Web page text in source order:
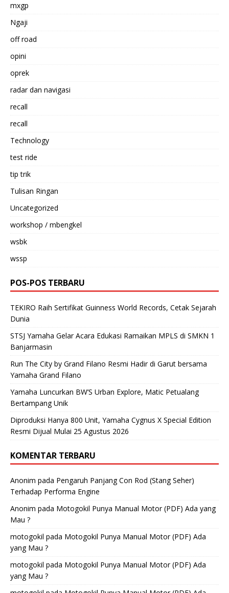
mxgp
Ngaji
off road
opini
oprek
radar dan navigasi
recall
recall
Technology
test ride
tip trik
Tulisan Ringan
Uncategorized
workshop / mbengkel
wsbk
wssp
POS-POS TERBARU
TEKIRO Raih Sertifikat Guinness World Records, Cetak Sejarah
Dunia
STSJ Yamaha Gelar Acara Edukasi Ramaikan MPLS di SMKN 1
Banjarmasin
Run The City by Grand Filano Resmi Hadir di Garut bersama
Yamaha Grand Filano
Yamaha Luncurkan BW’S Urban Explore, Matic Petualang
Bertampang Unik
Diproduksi Hanya 800 Unit, Yamaha Cygnus X Special Edition
Resmi Dijual Mulai 25 Agustus 2026
KOMENTAR TERBARU
Anonim pada Pengaruh Panjang Con Rod (Stang Seher)
Terhadap Performa Engine
Anonim pada Motogokil Punya Manual Motor (PDF) Ada yang
Mau ?
motogokil pada Motogokil Punya Manual Motor (PDF) Ada
yang Mau ?
motogokil pada Motogokil Punya Manual Motor (PDF) Ada
yang Mau ?